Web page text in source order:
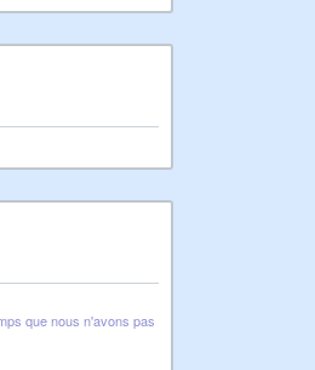
que nous n'avons pas